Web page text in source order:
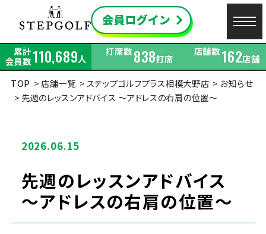
累計
会員数110,689人
打席数838打席
店舗数162店舗
TOP
店舗一覧 ステップゴルフプラス相模大野店
お知らせ
先週のレッスンアドバイス ～アドレスの右肩の位置～
2026.06.15
先週のレッスンアドバイス
～アドレスの右肩の位置～